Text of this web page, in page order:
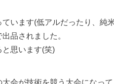
います(低アルだったり、純米
品されました。
思います(笑)
会が技術を競う大会になっ